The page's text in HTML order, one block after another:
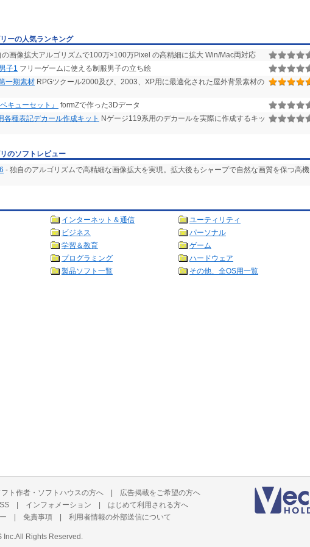
ーの人気ランキング
の画像拡大アルゴリズムで100万×100万Pixel の高精細に拡大 Win/Mac両対応
子1 フリーゲームに使える制服男子の立ち絵
一期素材 RPGツクール2000及び、2003、XP用に最適化された屋外背景素材の
キューセット』
formZで作った3Dデータ
各種表記デカール作成キット Nゲージ119系用のデカールを実際に作成するキッ
のソフトレビュー
- 独自のアルゴリズムで高精細な画像拡大を実現。拡大後もシャープで自然な画質を保つ高機
インターネット＆通信
ユーティリティ
ビジネス
パーソナル
学習＆教育
ゲーム
プログラミング
ハードウェア
製品ソフト一覧 その他、全OS用一覧
フト作者・ソフトハウスの方へ | 広告掲載をご希望の方へ
| インフォメーション | はじめて利用される方へ
| 免責事項 | 利用者情報の外部送信について
Inc. All Rights Reserved.